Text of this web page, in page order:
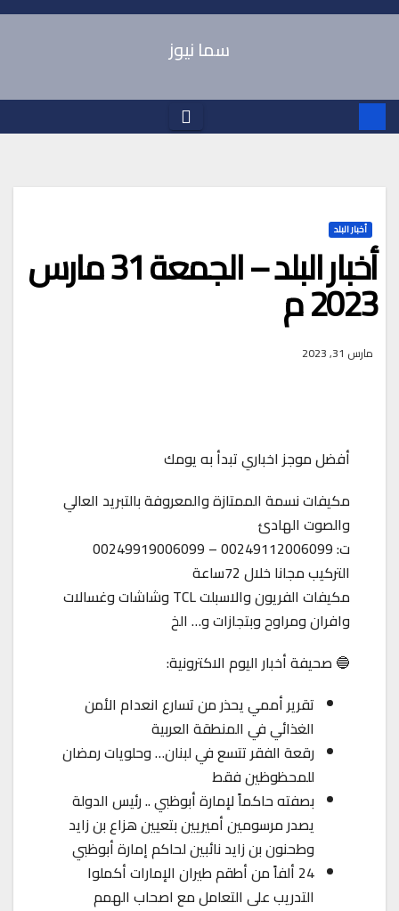
Skip
سما نيوز
أخبار البلد
أخبار البلد – الجمعة 31 مارس
2023 م
مارس 31, 2023
أفضل موجز اخباري تبدأ به يومك
مكيفات نسمة الممتازة والمعروفة بالتبريد العالي
والصوت الهادئ
ت: 00249112006099 – 00249919006099
التركيب مجانا خلال 72ساعة
مكيفات الفريون والاسبلت TCL وشاشات وغسالات
وافران ومراوح وبتجازات و… الخ
🔵 صحيفة أخبار اليوم الاكترونية:
تقرير أممي يحذر من تسارع انعدام الأمن
الغذائي في المنطقة العربية
رقعة الفقر تتسع في لبنان… وحلويات رمضان
للمحظوظين فقط
بصفته حاكماً لإمارة أبوظبي .. رئيس الدولة
يصدر مرسومين أميريين بتعيين هزاع بن زايد
وطحنون بن زايد نائبين لحاكم إمارة أبوظبي
24 ألفاً من أطقم طيران الإمارات أكملوا
التدريب على التعامل مع اصحاب الهمم